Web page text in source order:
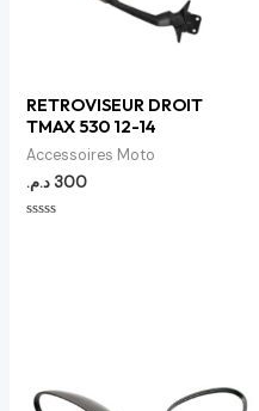
RETROVISEUR DROIT
TMAX 530 12-14
Accessoires Moto
300 د.م.